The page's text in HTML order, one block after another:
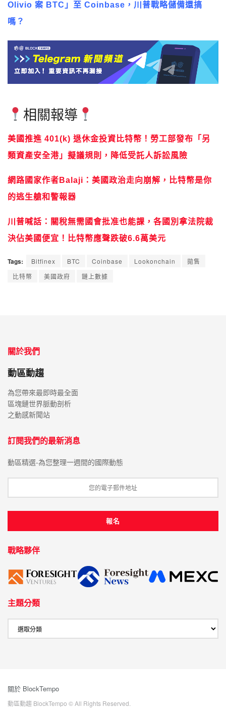
Olivio 案 BTC」至 Coinbase，川普戰略儲備還搞
嗎？
相關報導
美國推進 401(k) 退休金投資比特幣！勞工部發布「另
類資產安全港」擬議規則，降低受託人訴訟風險
網路國家作者Balaji：美國政治走向崩解，比特幣是你
的逃生艙和警報器
川普喊話：關稅無需國會批准也能課，各國別拿法院裁
決佔美國便宜！比特幣應聲跌破6.6萬美元
Tags: Bitfinex BTC Coinbase Lookonchain
拋售
比特幣
美國政府 鏈上數據
關於我們
動區動趨
為您帶來最即時最全面
區塊鏈世界脈動剖析
之動感新聞站
訂閱我們的最新消息
動區精選-為您整理一週間的國際動態
戰略夥伴
主題分類
關於 BlockTempo
動區動趨 BlockTempo © All Rights Reserved.